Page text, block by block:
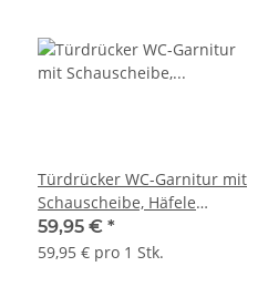
Türdrücker WC-Garnitur mit
Schauscheibe, Häfele
Startec Modell LDH 2171
Edelstahl
59,95 € *
59,95 € pro 1 Stk.